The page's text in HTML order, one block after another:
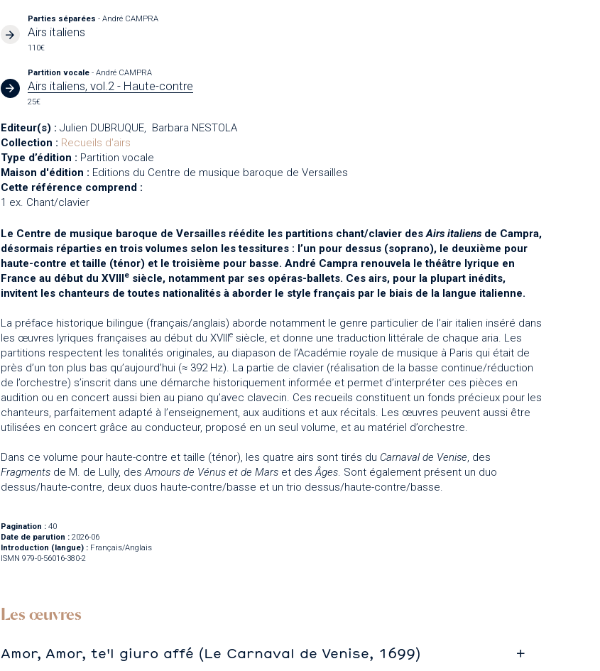
Parties séparées- André CAMPRA
Airs italiens
110€
Partition vocale- André CAMPRA
Airs italiens, vol.2 - Haute-contre
25€
Editeur(s) : Julien DUBRUQUE
Barbara NESTOLA
Collection : Recueils d'airs
Type d’édition : Partition vocale
Maison d'édition : Editions du Centre de musique baroque de Versailles
Cette référence comprend :
1 ex. Chant/clavier
Le Centre de musique baroque de Versailles réédite les partitions chant/clavier desAirs italiensde Campra,
désormais réparties en trois volumes selon les tessitures : l’un pour dessus (soprano), le deuxième pour
haute-contre et taille (ténor) et le troisième pour basse. André Campra renouvela le théâtre lyrique en
France au début du XVIIIesiècle, notamment par ses opéras-ballets. Ces airs, pour la plupart inédits,
invitent les chanteurs de toutes nationalités à aborder le style français par le biais de la langue italienne.
La préface historique bilingue (français/anglais) aborde notamment le genre particulier de l’air italien inséré dans
les œuvres lyriques françaises au début du XVIIIesiècle, et donne une traduction littérale de chaque aria. Les
partitions respectent les tonalités originales, au diapason de l’Académie royale de musique à Paris qui était de
près d’un ton plus bas qu’aujourd’hui (≈ 392 Hz). La partie de clavier (réalisation de la basse continue/réduction
de l’orchestre) s’inscrit dans une démarche historiquement informée et permet d’interpréter ces pièces en
audition ou en concert aussi bien au piano qu’avec clavecin. Ces recueils constituent un fonds précieux pour les
chanteurs, parfaitement adapté à l’enseignement, aux auditions et aux récitals. Les œuvres peuvent aussi être
utilisées en concert grâce au conducteur, proposé en un seul volume, et au matériel d’orchestre.
Dans ce volume pour haute-contre et taille (ténor), les quatre airs sont tirés du Carnaval de Venise, des
Fragmentsde M. de Lully, desAmours de Vénus et de Marset desÂges. Sont également présent un duo
dessus/haute-contre, deux duos haute-contre/basse et un trio dessus/haute-contre/basse.
Pagination : 40
Date de parution : 2026-06
Introduction (langue) : Français/Anglais
ISMN 979-0-56016-380-2
Les œuvres
Amor, Amor, te'l giuro affé (Le Carnaval de Venise, 1699)